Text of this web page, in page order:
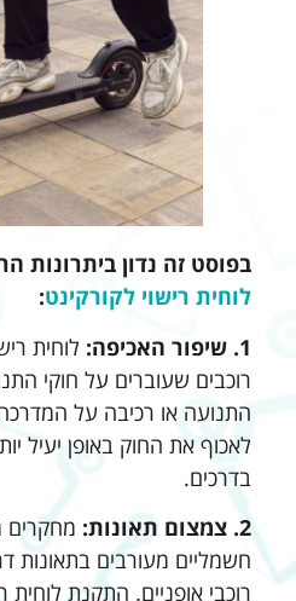
בפוסט זה נדון ביתרונות
לוחית רישוי לקורקינט:
1. שיפור האכיפה:
לוחית
רוכבים שעוברים על חוקי
התנועה או רכיבה על
לאכוף את החוק באופן יעיל
בדרכים.
2. צמצום תאונות:
מחקרים
חשמליים מעורבים בתאונות
רוכבי אופניים. התקנת לוחית